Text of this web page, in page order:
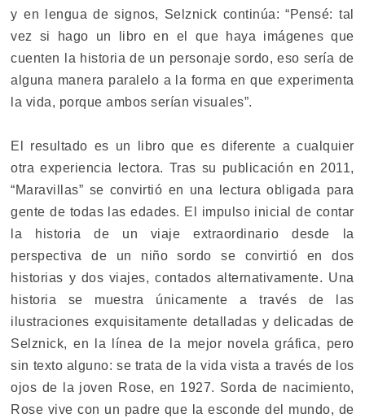
y en lengua de signos, Selznick continúa: “Pensé: tal
vez si hago un libro en el que haya imágenes que
cuenten la historia de un personaje sordo, eso sería de
alguna manera paralelo a la forma en que experimenta
la vida, porque ambos serían visuales”.
El resultado es un libro que es diferente a cualquier
otra experiencia lectora. Tras su publicación en 2011,
“Maravillas” se convirtió en una lectura obligada para
gente de todas las edades. El impulso inicial de contar
la historia de un viaje extraordinario desde la
perspectiva de un niño sordo se convirtió en dos
historias y dos viajes, contados alternativamente. Una
historia se muestra únicamente a través de las
ilustraciones exquisitamente detalladas y delicadas de
Selznick, en la línea de la mejor novela gráfica, pero
sin texto alguno: se trata de la vida vista a través de los
ojos de la joven Rose, en 1927. Sorda de nacimiento,
Rose vive con un padre que la esconde del mundo, de